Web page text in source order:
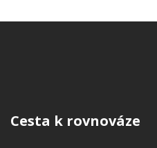
Cesta k rovnováze